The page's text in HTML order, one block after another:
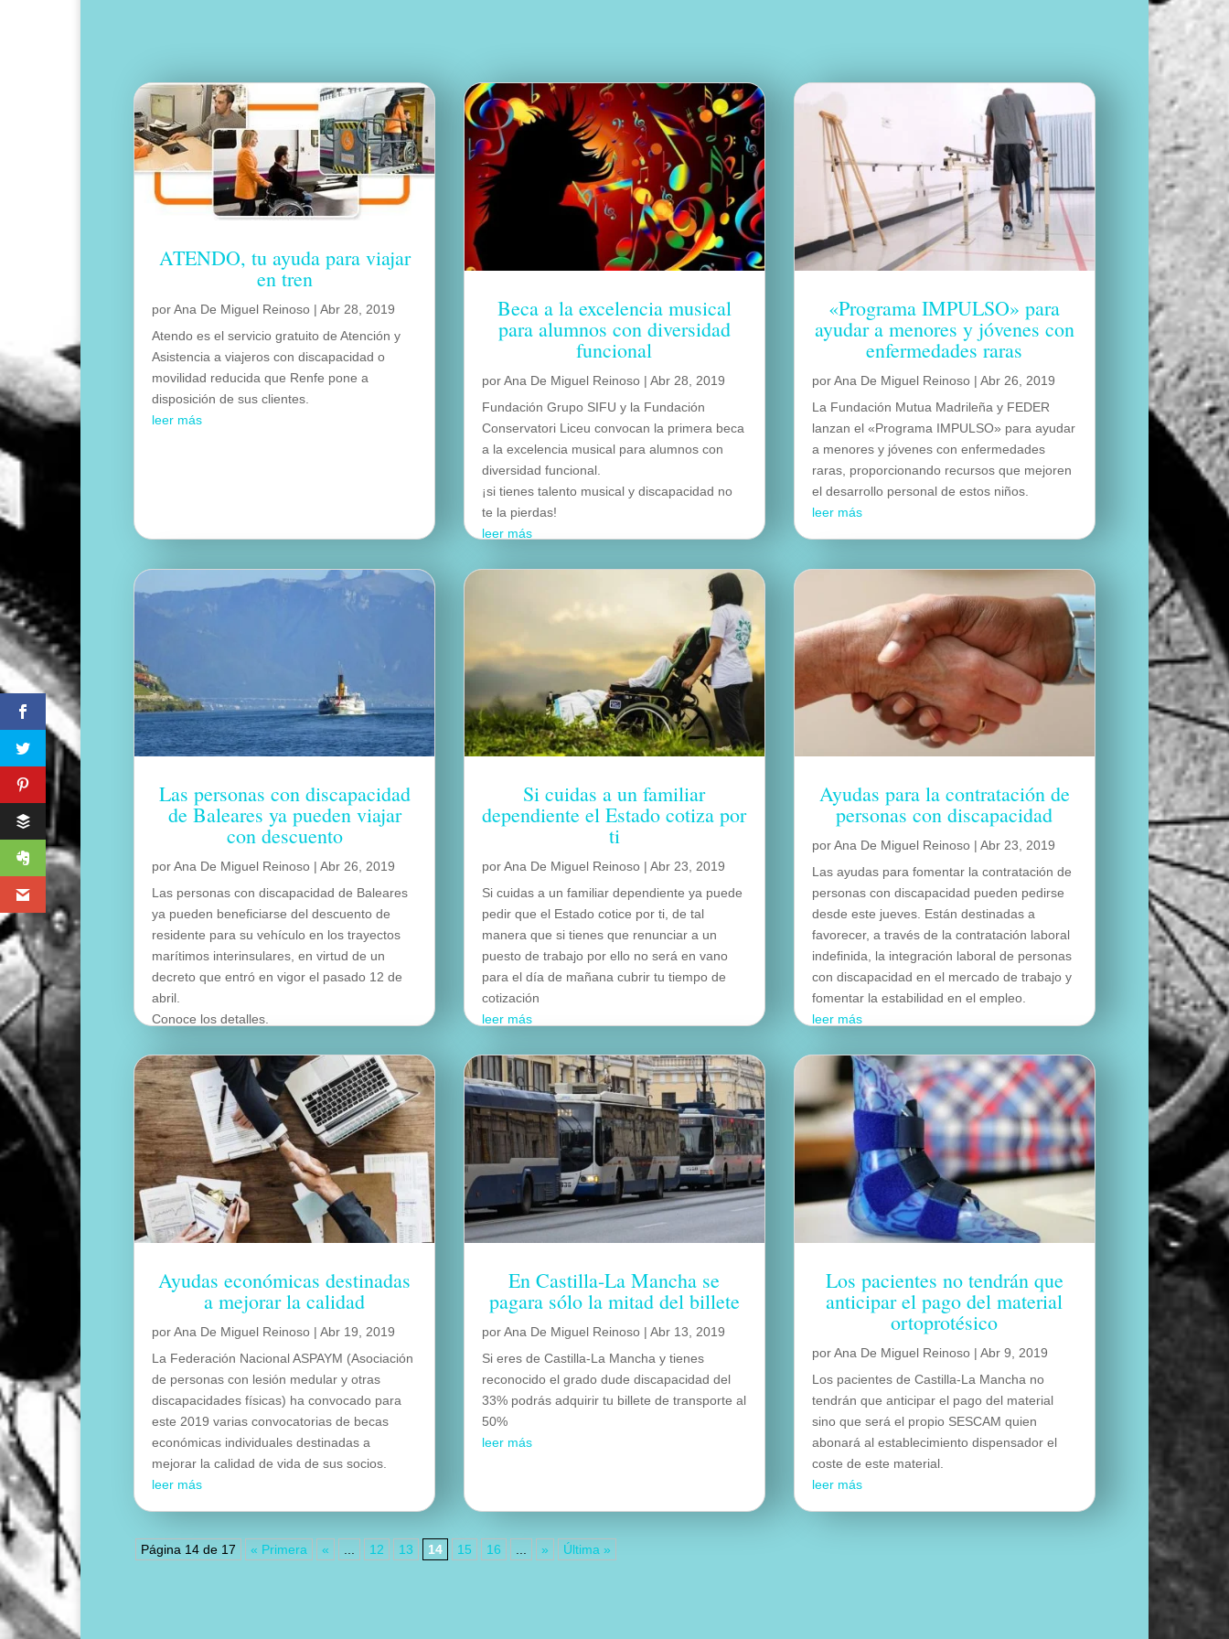
ATENDO, tu ayuda para viajar
en tren
porAna De Miguel Reinoso |Abr 28, 2019
Atendo es el servicio gratuito de Atención y
Asistencia a viajeros con discapacidad o
movilidad reducida que Renfe pone a
disposición de sus clientes.
leer más
Las personas con discapacidad
de Baleares ya pueden viajar
con descuento
porAna De Miguel Reinoso |Abr 26, 2019
Las personas con discapacidad de Baleares
ya pueden beneficiarse del descuento de
residente para su vehículo en los trayectos
marítimos interinsulares, en virtud de un
decreto que entró en vigor el pasado 12 de
abril.
Conoce los detalles.
Ayudas económicas destinadas
a mejorar la calidad
porAna De Miguel Reinoso |Abr 19, 2019
La Federación Nacional ASPAYM (Asociación
de personas con lesión medular y otras
discapacidades físicas) ha convocado para
este 2019 varias convocatorias de becas
económicas individuales destinadas a
mejorar la calidad de vida de sus socios.
leer más
Beca a la excelencia musical
para alumnos con diversidad
funcional
porAna De Miguel Reinoso |Abr 28, 2019
Fundación Grupo SIFU y la Fundación
Conservatori Liceu convocan la primera beca
a la excelencia musical para alumnos con
diversidad funcional.
¡si tienes talento musical y discapacidad no
te la pierdas!
leer más
Si cuidas a un familiar
dependiente el Estado cotiza por
ti
porAna De Miguel Reinoso |Abr 23, 2019
Si cuidas a un familiar dependiente ya puede
pedir que el Estado cotice por ti, de tal
manera que si tienes que renunciar a un
puesto de trabajo por ello no será en vano
para el día de mañana cubrir tu tiempo de
cotización
leer más
En Castilla-La Mancha se
pagara sólo la mitad del billete
porAna De Miguel Reinoso |Abr 13, 2019
Si eres de Castilla-La Mancha y tienes
reconocido el grado dude discapacidad del
33% podrás adquirir tu billete de transporte al
50%
leer más
«Programa IMPULSO» para
ayudar a menores y jóvenes con
enfermedades raras
porAna De Miguel Reinoso |Abr 26, 2019
La Fundación Mutua Madrileña y FEDER
lanzan el «Programa IMPULSO» para ayudar
a menores y jóvenes con enfermedades
raras, proporcionando recursos que mejoren
el desarrollo personal de estos niños.
leer más
Ayudas para la contratación de
personas con discapacidad
porAna De Miguel Reinoso |Abr 23, 2019
Las ayudas para fomentar la contratación de
personas con discapacidad pueden pedirse
desde este jueves. Están destinadas a
favorecer, a través de la contratación laboral
indefinida, la integración laboral de personas
con discapacidad en el mercado de trabajo y
fomentar la estabilidad en el empleo.
leer más
Los pacientes no tendrán que
anticipar el pago del material
ortoprotésico
porAna De Miguel Reinoso |Abr 9, 2019
Los pacientes de Castilla-La Mancha no
tendrán que anticipar el pago del material
sino que será el propio SESCAM quien
abonará al establecimiento dispensador el
coste de este material.
leer más
Página 14 de 17 « Primera « 12 13 14 15 16 » Última »